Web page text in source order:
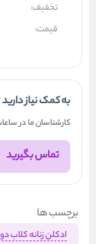
تخفیف:
قیمت:
به کمک نیاز دارید
کارشناسان ما در
تماس بگیرید
برچسب ها
ادکلن زنانه کلاب